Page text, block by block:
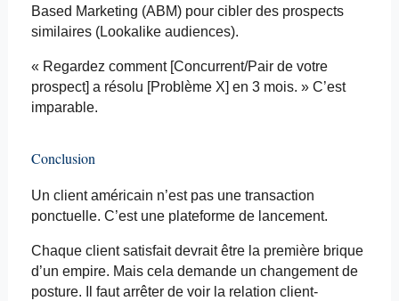
Based Marketing (ABM) pour cibler des prospects
similaires (Lookalikeaudiences).
« Regardez comment [Concurrent/Pair de votre
prospect] a résolu [Problème X] en 3 mois. » C’est
imparable.
Conclusion
Un client américain n’est pas une transaction
ponctuelle. C’est une plateforme de lancement.
Chaque client satisfait devrait être la première brique
d’un empire. Mais cela demande un changement de
posture. Il faut arrêter de voir la relation client-